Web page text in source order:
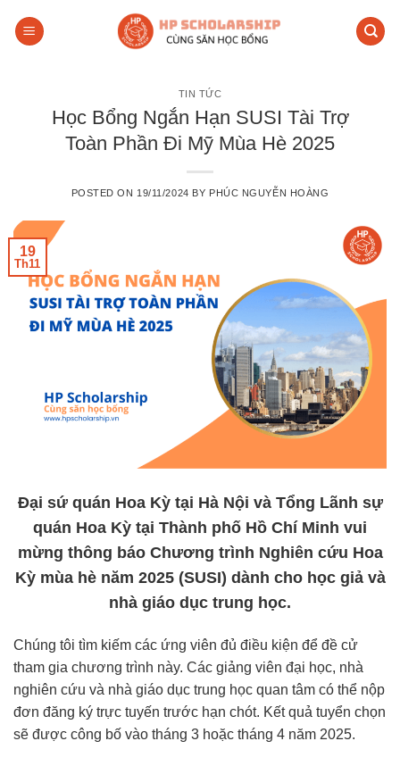
TIN TỨC
Học Bổng Ngắn Hạn SUSI Tài Trợ
Toàn Phần Đi Mỹ Mùa Hè 2025
POSTED ON 19/11/2024 BY PHÚC NGUYỄN HOÀNG
19
Th11
Đại sứ quán Hoa Kỳ tại Hà Nội và Tổng Lãnh sự
quán Hoa Kỳ tại Thành phố Hồ Chí Minh vui
mừng thông báo Chương trình Nghiên cứu Hoa
Kỳ mùa hè năm 2025 (SUSI) dành cho học giả và
nhà giáo dục trung học.
Chúng tôi tìm kiếm các ứng viên đủ điều kiện để đề cử
tham gia chương trình này. Các giảng viên đại học, nhà
nghiên cứu và nhà giáo dục trung học quan tâm có thể nộp
đơn đăng ký trực tuyến trước hạn chót. Kết quả tuyển chọn
sẽ được công bố vào tháng 3 hoặc tháng 4 năm 2025.